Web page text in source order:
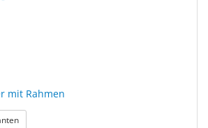
mit Rahmen
: Chios Vorhänger mit Rahmen